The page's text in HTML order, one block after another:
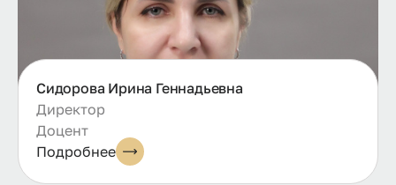
Сидорова Ирина Геннадьевна
Директор
Доцент
Подробнее